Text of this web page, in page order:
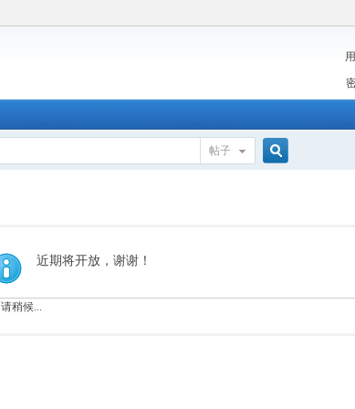
帖子
近期将开放，谢谢！
请稍候...